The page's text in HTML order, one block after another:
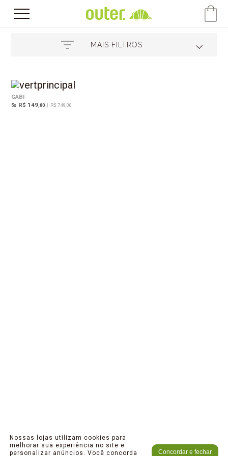
MAIS FILTROS
GABI
5x R$ 149 ,80 | R$ 749,00
Nossas lojas utilizam cookies para
melhorar sua experiência no site e
personalizar anúncios. Você concorda
Concordar e fechar